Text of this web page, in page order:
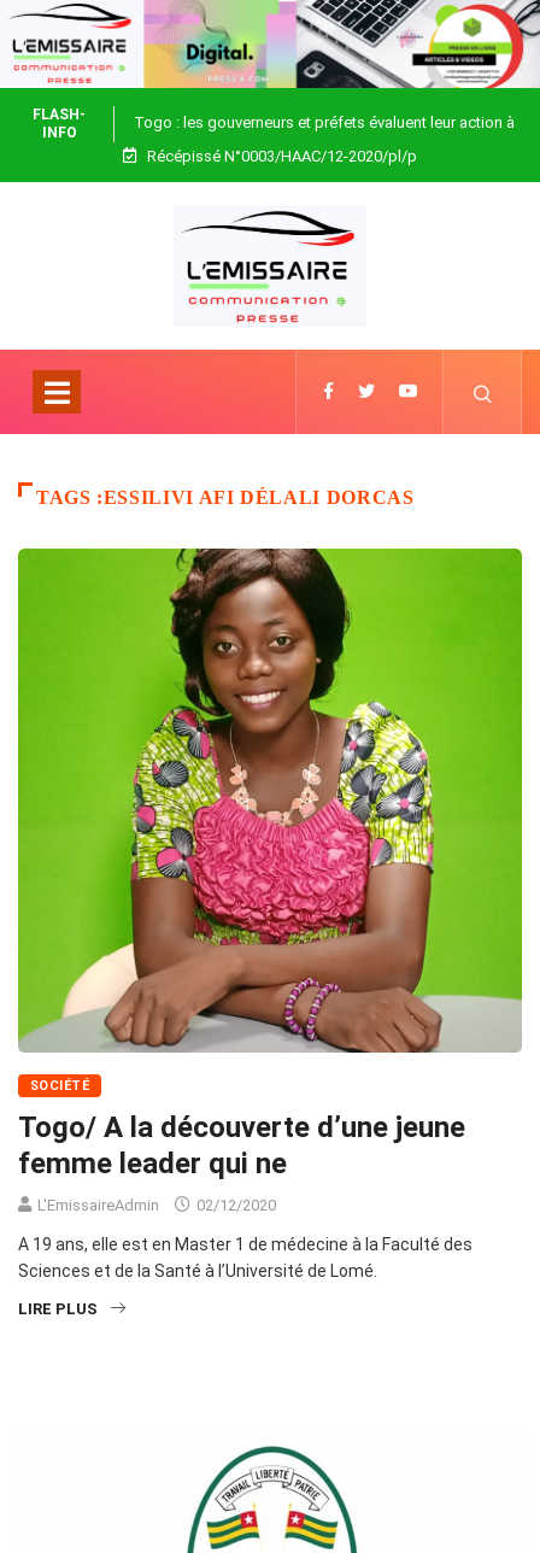
FLASH-
INFO
Togo : les gouverneurs et préfets évaluent leur action à
Blitta
Récépissé N°0003/HAAC/12-2020/pl/p
TAGS :ESSILIVI AFI DÉLALI DORCAS
SOCIÉTÉ
Togo/ A la découverte d’une jeune
femme leader qui ne
L'EmissaireAdmin 02/12/2020
A 19 ans, elle est en Master 1 de médecine à la Faculté des
Sciences et de la Santé à l’Université de Lomé.
LIRE PLUS